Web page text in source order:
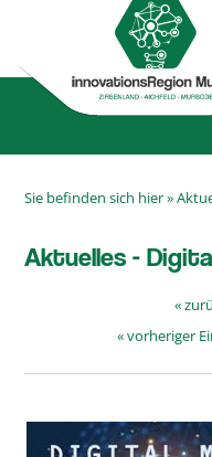
Sie befinden sich hier »
Aktuelles -
«
« vorheriger